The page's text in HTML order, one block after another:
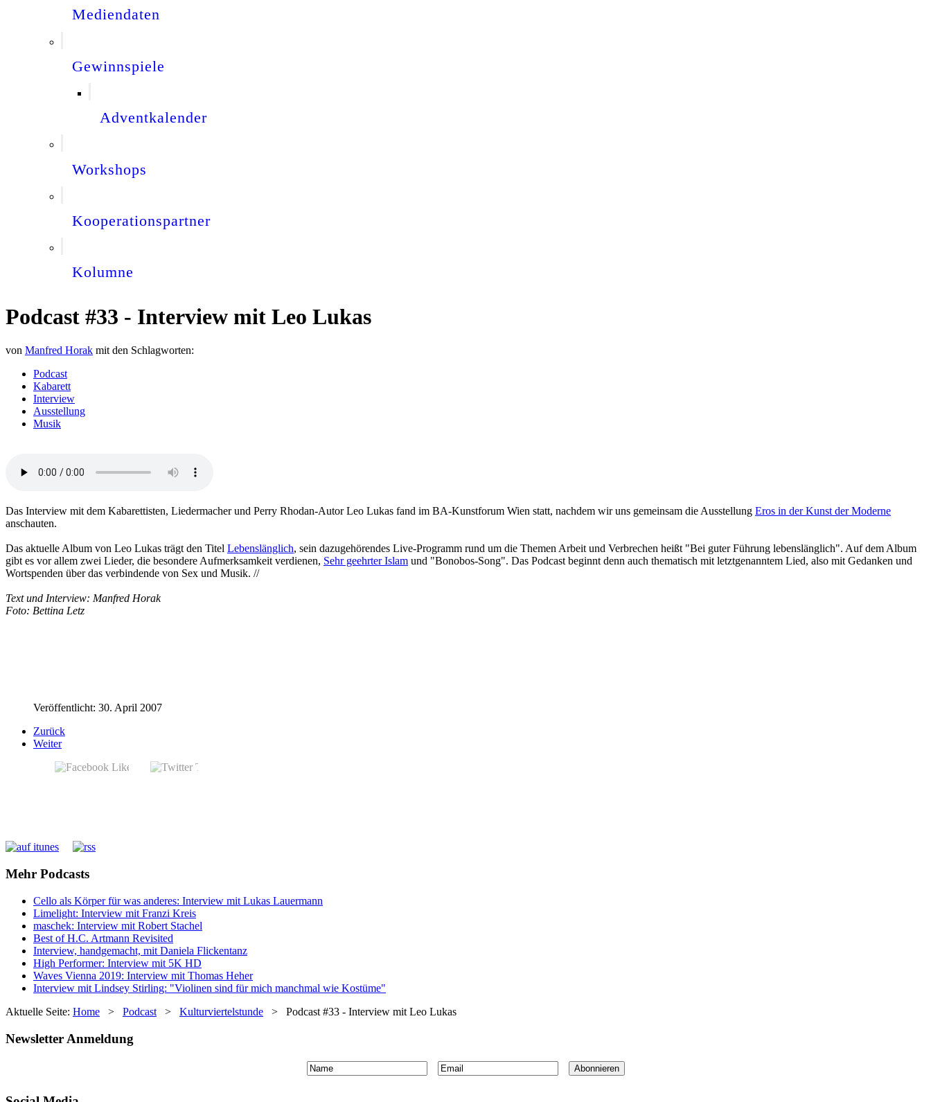
Mediendaten
Gewinnspiele
Adventkalender
Workshops
Kooperationspartner
Kolumne
Podcast #33 - Interview mit Leo Lukas
von Manfred Horak mit den Schlagworten:
Podcast
Kabarett
Interview
Ausstellung
Musik
Das Interview mit dem Kabarettisten, Liedermacher und Perry Rhodan-Autor Leo Lukas fand im BA-Kunstforum Wien statt, nachdem wir uns gemeinsam die Ausstellung Eros in der Kunst der Moderne
anschauten.
Das aktuelle Album von Leo Lukas trägt den Titel Lebenslänglich, sein dazugehörendes Live-Programm rund um die Themen Arbeit und Verbrechen heißt "Bei guter Führung lebenslänglich". Auf dem Album
gibt es vor allem zwei Lieder, die besondere Aufmerksamkeit verdienen, Sehr geehrter Islam und "Bonobos-Song". Das Podcast beginnt denn auch thematisch mit letztgenanntem Lied, also mit Gedanken und
Wortspenden über das verbindende von Sex und Musik. //
Text und Interview: Manfred Horak
Foto: Bettina Letz
Veröffentlicht: 30. April 2007
Zurück
Weiter
Mehr Podcasts
Cello als Körper für was anderes: Interview mit Lukas Lauermann
Limelight: Interview mit Franzi Kreis
maschek: Interview mit Robert Stachel
Best of H.C. Artmann Revisited
Interview, handgemacht, mit Daniela Flickentanz
High Performer: Interview mit 5K HD
Waves Vienna 2019: Interview mit Thomas Heher
Interview mit Lindsey Stirling: "Violinen sind für mich manchmal wie Kostüme"
Aktuelle Seite: Home > Podcast > Kulturviertelstunde > Podcast #33 - Interview mit Leo Lukas
Newsletter Anmeldung